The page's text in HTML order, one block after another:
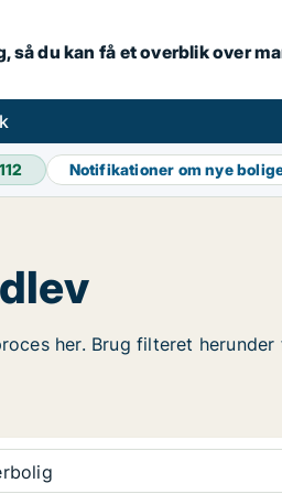
så du kan få et overblik over
112 Notifikationer om nye
her. Brug filteret